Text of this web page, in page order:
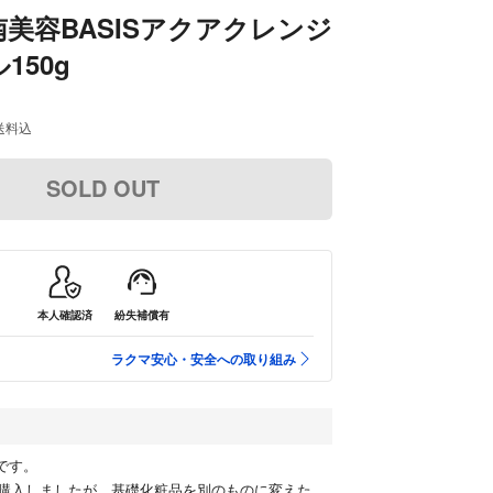
容BASISアクアクレンジ
150g
料込
SOLD OUT
本人確認済 紛失補償有
ラクマ安心・安全への取り組み
。